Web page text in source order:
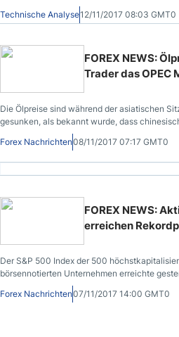
Technische Analyse12/11/2017 08:03 GMT0
FOREX NEWS:
Trader das OPEC
Die Ölpreise sind während der asiatischen
gesunken, als bekannt wurde, dass
Forex Nachrichten08/11/2017 07:17 GMT0
FOREX NEWS:
erreichen
Der S&P 500 Index der 500
börsennotierten Unternehmen erreichte
Forex Nachrichten07/11/2017 14:00 GMT0